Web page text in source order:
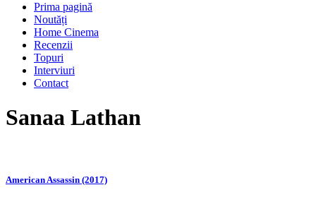
Prima pagină
Noutăți
Home Cinema
Recenzii
Topuri
Interviuri
Contact
Sanaa Lathan
American Assassin (2017)